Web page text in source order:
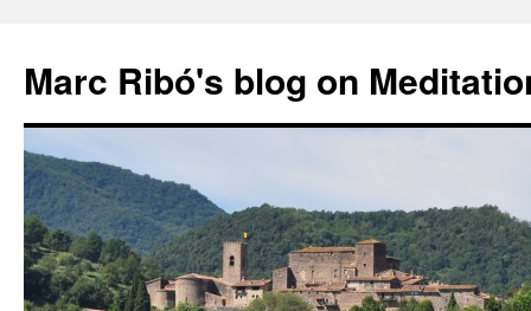
Marc Ribó's blog on